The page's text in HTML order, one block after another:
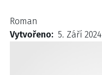
Roman
Vytvořeno
5. Září 2024